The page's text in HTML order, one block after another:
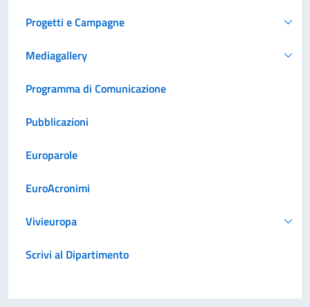
Progetti e Campagne
Mediagallery
Programma di Comunicazione
Pubblicazioni
Europarole
EuroAcronimi
Vivieuropa
Scrivi al Dipartimento